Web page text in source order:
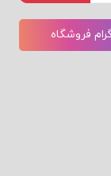
فروشگاه